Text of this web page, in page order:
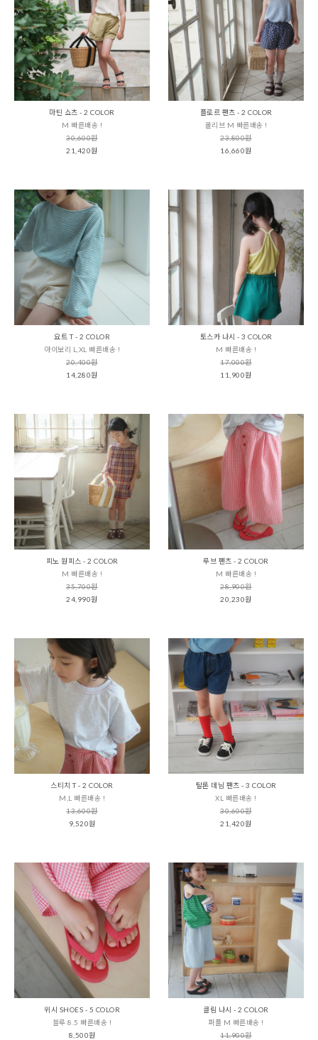
마틴 쇼츠 - 2 COLOR
M 빠른배송 !
30,600원
21,420원
플로르 팬츠 - 2 COLOR
올리브 M 빠른배송 !
23,800원
16,660원
요트 T - 2 COLOR
아이보리 L,XL 빠른배송 !
20,400원
14,280원
토스카 나시 - 3 COLOR
M 빠른배송 !
17,000원
11,900원
피노 원피스 - 2 COLOR
M 빠른배송 !
35,700원
24,990원
루브 팬츠 - 2 COLOR
M 빠른배송 !
28,900원
20,230원
스티치 T - 2 COLOR
M,L 빠른배송 !
13,600원
9,520원
탈론 데님 팬츠 - 3 COLOR
XL 빠른배송 !
30,600원
21,420원
위시 SHOES - 5 COLOR
블루 8.5 빠른배송 !
8,500원
클림 나시 - 2 COLOR
퍼플 M 빠른배송 !
11,900원